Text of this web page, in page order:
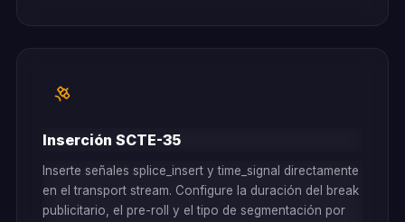
Inserción SCTE-35
Inserte señales splice_insert y time_signal directamente
en el transport stream. Configure la duración del break
publicitario, el pre-roll y el tipo de segmentación por